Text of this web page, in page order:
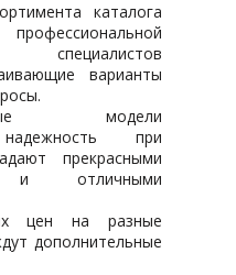
каталога
специалистов
варианты
модели
при
прекрасными
и отличными
цен на разные
дополнительные